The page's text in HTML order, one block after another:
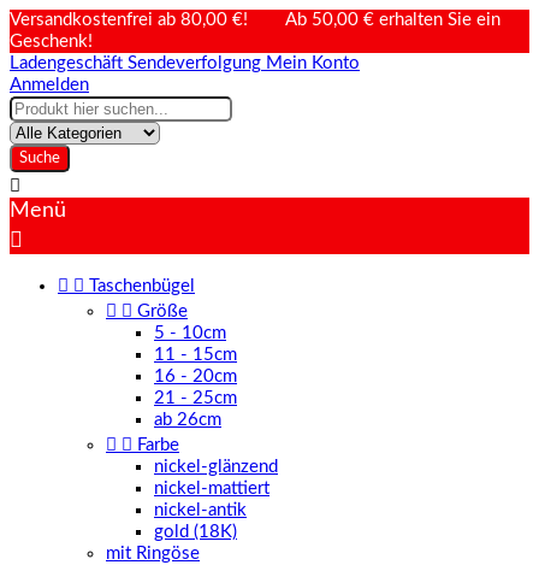
Versandkostenfrei ab 80,00 €! Ab 50,00 € erhalten Sie ein
Geschenk!
Ladengeschäft Sendeverfolgung Mein Konto
Anmelden
Suche

Menü

 
Taschenbügel
  Größe
5 - 10cm
11 - 15cm
16 - 20cm
21 - 25cm
ab 26cm
  Farbe
nickel-glänzend
nickel-mattiert
nickel-antik
gold (18K)
mit Ringöse